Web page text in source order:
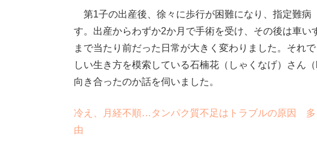
第1子の出産後、徐々に歩行が困難になり、指定難病
す。出産からわずか2か月で手術を受け、その後は車
まで当たり前だった日常が大きく変わりました。それ
しい生き方を模索している石楠花（しゃくなげ）さん
向き合ったのか話を伺いました。
冷え、月経不順…タンパク質不足はトラブルの原因 多
由